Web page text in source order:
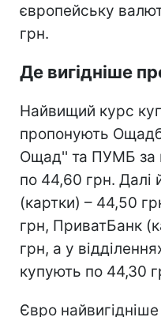
європейську
грн.
Де вигідніше
Найвищий курс
пропонують
Ощад'' та ПУМБ за
по 44,60 грн.
(картки) – 44,50
грн, ПриватБанк
грн, а у
купують по 44,30
Євро